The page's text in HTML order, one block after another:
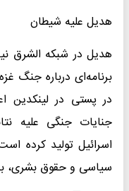
هدیل علیه شیطان
هدیل در شبکه الشرق
برنامه‌ای درباره جنگ
در پستی در لینکدین
جنایات جنگی علیه
اسرائیل تولید کرده
سیاسی و حقوق بشری،